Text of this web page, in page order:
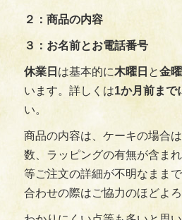
２：商品の内容
３：お名前とお電話番号
休業日 は基本的に木曜日 と金
います。詳しくは1か月前まで
い。
商品の内容は、ケーキの場合
数、ラッピングの有無が含ま
等ご注文の詳細が不明なまま
合わせの際はご協力のほどよ